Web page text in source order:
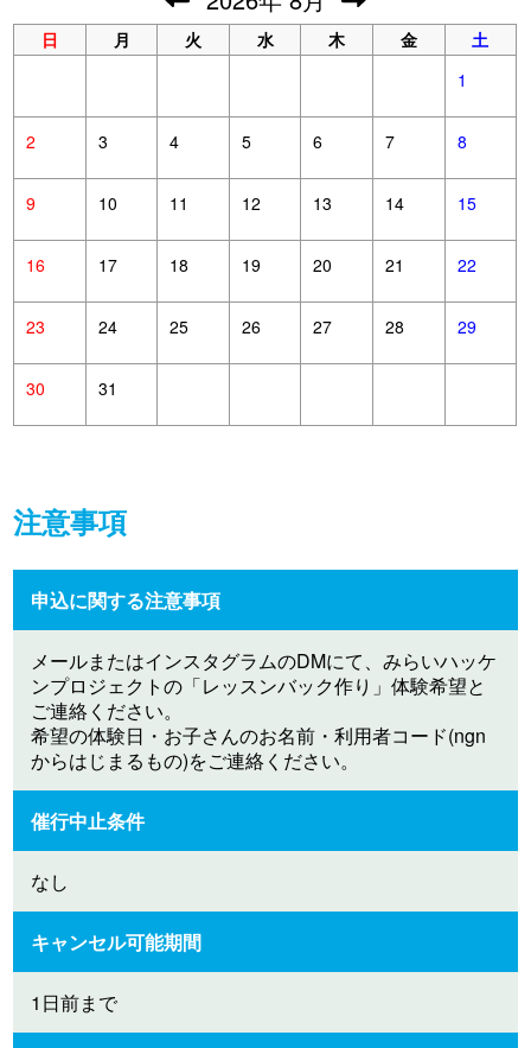
日 月 火 水 木 金
土
1
2 3 4 5 6 7 8
9 10 11 12 13 14 15
16 17 18 19 20 21 22
23 24 25 26 27 28 29
30 31
注意事項
申込に関する注意事項
メールまたはインスタグラムのDMにて、みらいハッケ
ンプロジェクトの「レッスンバック作り」体験希望と
ご連絡ください。
希望の体験日・お子さんのお名前・利用者コード(ngn
からはじまるもの)をご連絡ください。
催行中止条件
なし
キャンセル可能期間
1日前まで